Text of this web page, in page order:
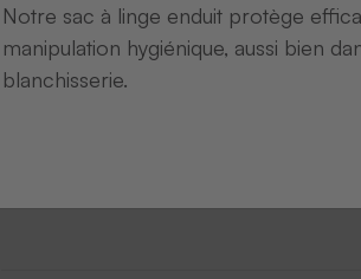
Notre sac à linge enduit protège
manipulation hygiénique, aussi bien
blanchisserie.